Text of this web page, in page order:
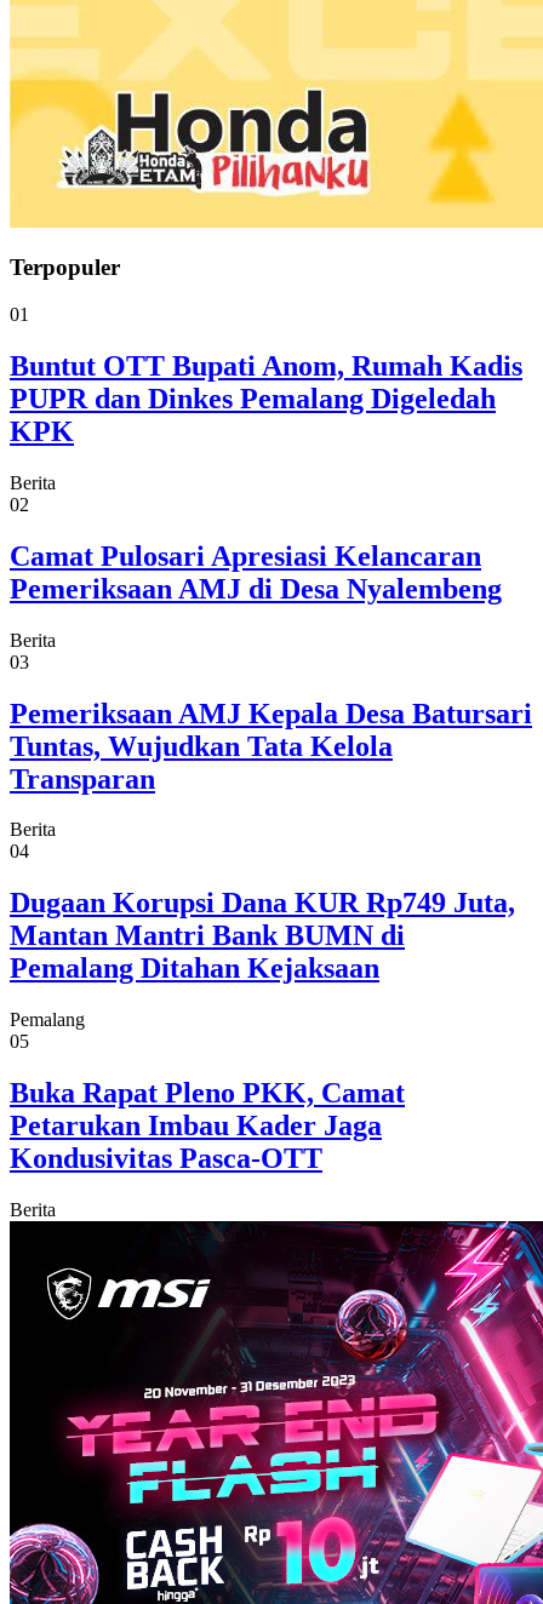
Terpopuler
01
Buntut OTT Bupati Anom, Rumah Kadis
PUPR dan Dinkes Pemalang Digeledah
KPK
Berita
02
Camat Pulosari Apresiasi Kelancaran
Pemeriksaan AMJ di Desa Nyalembeng
Berita
03
Pemeriksaan AMJ Kepala Desa Batursari
Tuntas, Wujudkan Tata Kelola
Transparan
Berita
04
Dugaan Korupsi Dana KUR Rp749 Juta,
Mantan Mantri Bank BUMN di
Pemalang Ditahan Kejaksaan
Pemalang
05
Buka Rapat Pleno PKK, Camat
Petarukan Imbau Kader Jaga
Kondusivitas Pasca-OTT
Berita